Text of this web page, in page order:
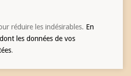
réduire les indésirables. En
les données de vos
.